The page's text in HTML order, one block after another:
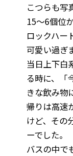
こつらも写
15〜6個位
ロックハー
可愛い過ぎ
当日上下白
る時に、「
きな飲み物
帰りは高速
けど、その
ーでした。
バスの中で